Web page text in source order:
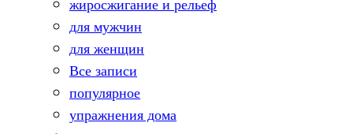
жиросжигание и рельеф
для мужчин
для женщин
Все записи
популярное
упражнения дома